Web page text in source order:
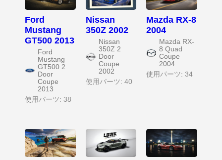
Ford
Mustang
GT500 2013
Ford
Mustang
GT500 2
Door
Coupe
2013
使用パーツ: 38
Nissan
350Z 2002
Nissan
350Z 2
Door
Coupe
2002
使用パーツ: 40
Mazda RX-8
2004
Mazda RX-
8 Quad
Coupe
2004
使用パーツ: 34